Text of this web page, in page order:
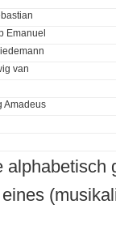
Emanuel
van
Amadeus
alphabetisch